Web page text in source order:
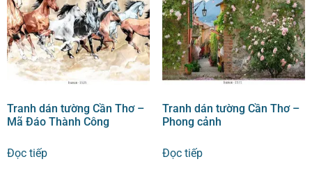
Tranh dán tường Cần Thơ –
Mã Đáo Thành Công
Đọc tiếp
Tranh dán tường Cần Thơ –
Phong cảnh
Đọc tiếp